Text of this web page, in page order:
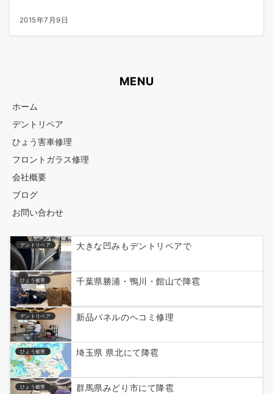
2015年7月9日
MENU
ホーム
デントリペア
ひょう害車修理
フロントガラス修理
会社概要
ブログ
お問い合わせ
デントリペア 大きな凹みもデントリペアで
ひょう被害 千葉県勝浦・鴨川・館山で降雹
デントリペア 新品パネルのヘコミ修理
ひょう被害 埼玉県 県北にて降雹
ひょう被害 群馬県みどり市にて降雹